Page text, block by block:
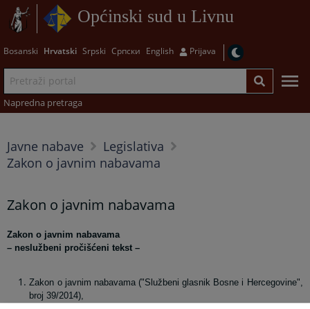
Općinski sud u Livnu
Bosanski Hrvatski Srpski Српски English Prijava
Napredna pretraga
Javne nabave
Legislativa
Zakon o javnim nabavama
Zakon o javnim nabavama
Zakon o javnim nabavama
– neslužbeni pročišćeni tekst –
Zakon o javnim nabavama ("Službeni glasnik Bosne i Hercegovine",
broj 39/2014),